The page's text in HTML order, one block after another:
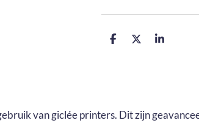
D
D
S
van giclée printers. Dit zijn